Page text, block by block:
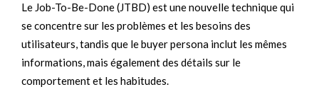
Le Job-To-Be-Done (JTBD) est une nouvelle technique qui
se concentre sur les problèmes et les besoins des
utilisateurs, tandis que le buyer persona inclut les mêmes
informations, mais également des détails sur le
comportement et les habitudes.